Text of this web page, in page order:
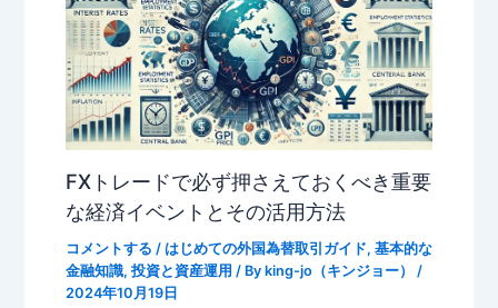
FXトレードで必ず押さえておくべき重要
な経済イベントとその活用方法
コメントする / はじめての外国為替取引ガイド, 基本的な
金融知識, 投資と資産運用 / By king-jo（キンジョー） /
2024年10月19日